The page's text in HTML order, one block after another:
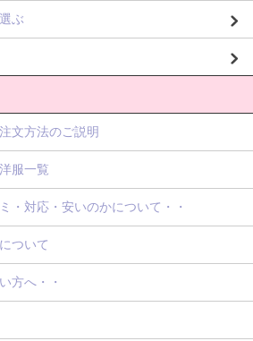
ぶ
文方法のご説明
服一覧
・対応・安いのかについて・・
ついて
方へ・・